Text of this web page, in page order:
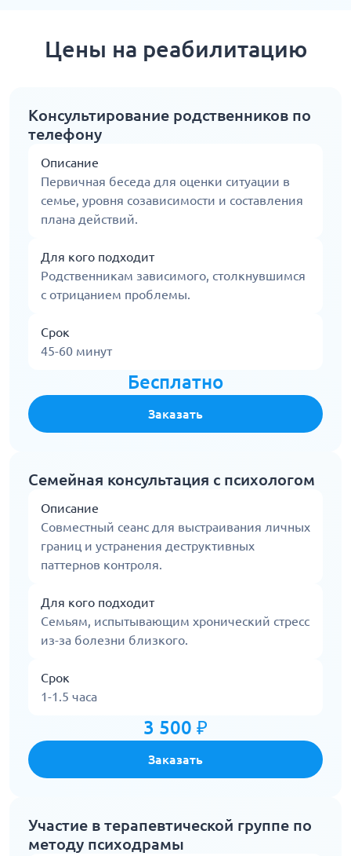
Цены на реабилитацию
Консультирование родственников по
телефону
Описание
Первичная беседа для оценки ситуации в
семье, уровня созависимости и составления
плана действий.
Для кого подходит
Родственникам зависимого, столкнувшимся
с отрицанием проблемы.
Срок
45-60 минут
Бесплатно
Заказать
Семейная консультация с психологом
Описание
Совместный сеанс для выстраивания личных
границ и устранения деструктивных
паттернов контроля.
Для кого подходит
Семьям, испытывающим хронический стресс
из-за болезни близкого.
Срок
1-1.5 часа
3 500 ₽
Заказать
Участие в терапевтической группе по
методу психодрамы